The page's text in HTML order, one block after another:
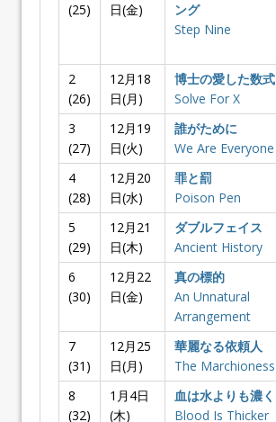
(25)
日(金)
ング
Step Nine
2
(26)
12月18
日(月)
博士の愛した数式
Solve For X
3
(27)
12月19
日(火)
誰がために
We Are Everyone
4
(28)
12月20
日(水)
罪と罰
Poison Pen
5
(29)
12月21
日(木)
ダブルフェイス
Ancient History
6
(30)
12月22
日(金)
真の標的
An Unnatural
Arrangement
7
(31)
12月25
日(月)
華麗なる依頼人
The Marchioness
8
(32)
1月4日
(木)
血は水よりも濃く
Blood Is Thicker